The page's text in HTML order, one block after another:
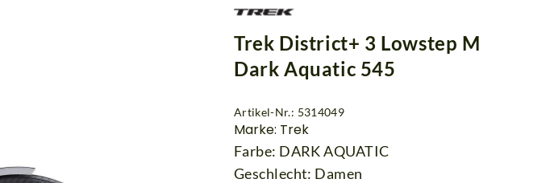
Trek District+ 3 Lowstep M
Dark Aquatic 545
Artikel-Nr.: 5314049
Marke: Trek
Farbe: DARK AQUATIC
Geschlecht: Damen